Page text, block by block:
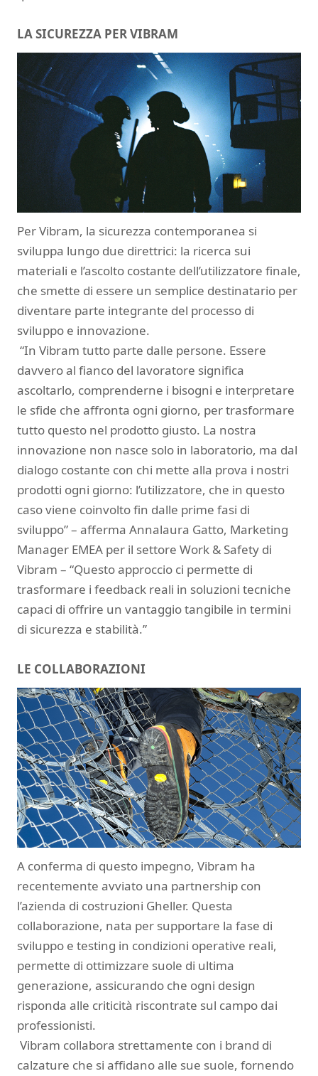
LA SICUREZZA PER VIBRAM
Per Vibram, la sicurezza contemporanea si
sviluppa lungo due direttrici: la ricerca sui
materiali e l’ascolto costante dell’utilizzatore finale,
che smette di essere un semplice destinatario per
diventare parte integrante del processo di
sviluppo e innovazione.
“In Vibram tutto parte dalle persone. Essere
davvero al fianco del lavoratore significa
ascoltarlo, comprenderne i bisogni e interpretare
le sfide che affronta ogni giorno, per trasformare
tutto questo nel prodotto giusto. La nostra
innovazione non nasce solo in laboratorio, ma dal
dialogo costante con chi mette alla prova i nostri
prodotti ogni giorno: l’utilizzatore, che in questo
caso viene coinvolto fin dalle prime fasi di
sviluppo” – afferma Annalaura Gatto, Marketing
Manager EMEA per il settore Work & Safety di
Vibram – “Questo approccio ci permette di
trasformare i feedback reali in soluzioni tecniche
capaci di offrire un vantaggio tangibile in termini
di sicurezza e stabilità.”
LE COLLABORAZIONI
A conferma di questo impegno, Vibram ha
recentemente avviato una partnership con
l’azienda di costruzioni Gheller. Questa
collaborazione, nata per supportare la fase di
sviluppo e testing in condizioni operative reali,
permette di ottimizzare suole di ultima
generazione, assicurando che ogni design
risponda alle criticità riscontrate sul campo dai
professionisti.
Vibram collabora strettamente con i brand di
calzature che si affidano alle sue suole, fornendo